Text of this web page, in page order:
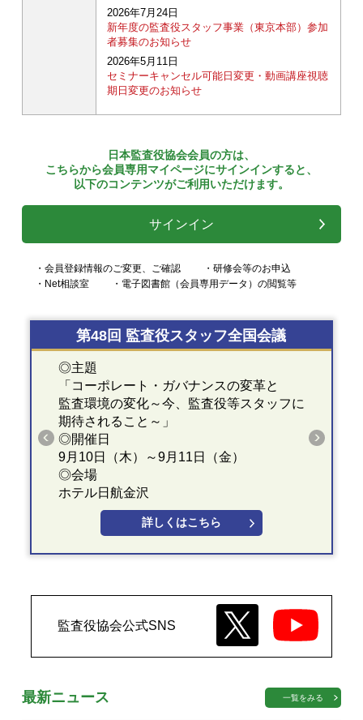
2026年7月24日
新年度の監査役スタッフ事業（東京本部）参加
者募集のお知らせ
2026年5月11日
セミナーキャンセル可能日変更・動画講座視聴
期日変更のお知らせ
日本監査役協会会員の方は、
こちらから会員専用マイページにサインインすると、
以下のコンテンツがご利用いただけます。
サインイン
・会員登録情報のご変更、ご確認
・研修会等のお申込
・Net相談室
・電子図書館（会員専用データ）の閲覧等
第48回 監査役スタッフ全国会議
◎主題
「コーポレート・ガバナンスの変革と
監査環境の変化～今、監査役等スタッフに
期待されること～」
◎開催日
9月10日（木）～9月11日（金）
◎会場
ホテル日航金沢
詳しくはこちら
監査役協会公式SNS
最新ニュース 一覧をみる